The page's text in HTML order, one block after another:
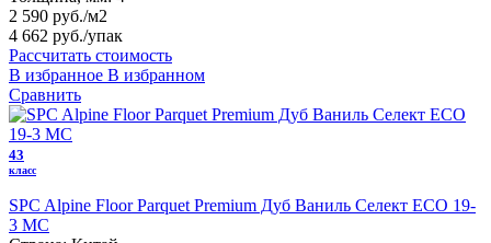
2 590 руб./м2
4 662 руб./упак
Рассчитать стоимость
В избранное В избранном
Сравнить
43
класс
SPC Alpine Floor Parquet Premium Дуб Ваниль Селект ECO 19-
3 MC